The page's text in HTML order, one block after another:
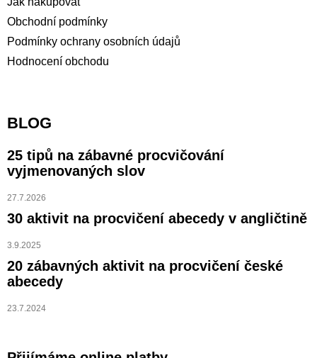
Obchodní podmínky
Podmínky ochrany osobních údajů
Hodnocení obchodu
BLOG
25 tipů na zábavné procvičování
vyjmenovaných slov
27.7.2026
30 aktivit na procvičení abecedy v angličtině
3.9.2025
20 zábavných aktivit na procvičení české
abecedy
23.7.2024